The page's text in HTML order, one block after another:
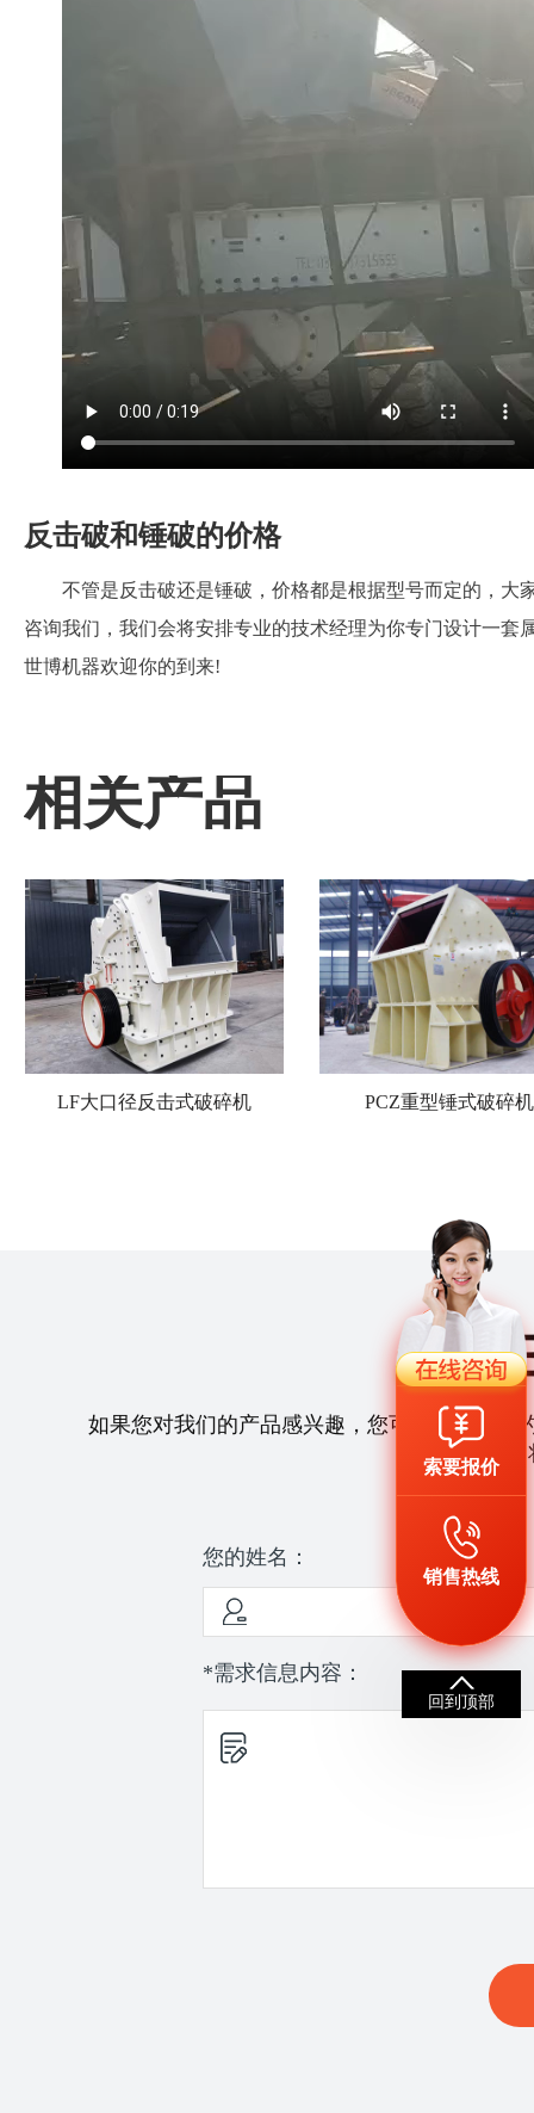
反击破和锤破的价格
不管是反击破还是锤破，价格都是根据型号而定的，大
咨询我们，我们会将安排专业的技术经理为你专门设计一套
世博机器欢迎你的到来!
相关产品
LF大口径反击式破碎机 PCZ重型锤式破碎机
如果您对我们的产品感兴趣，您可以拨打我们
您的姓名：
*需求信息内容：
索要报价
销售热线
回到顶部